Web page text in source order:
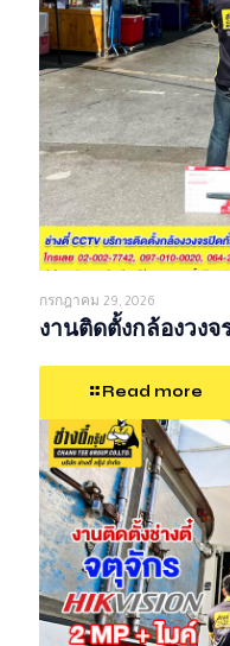
กรกฎาคม 29, 2026
งานติดตั้งกล้องวงจ
Read more